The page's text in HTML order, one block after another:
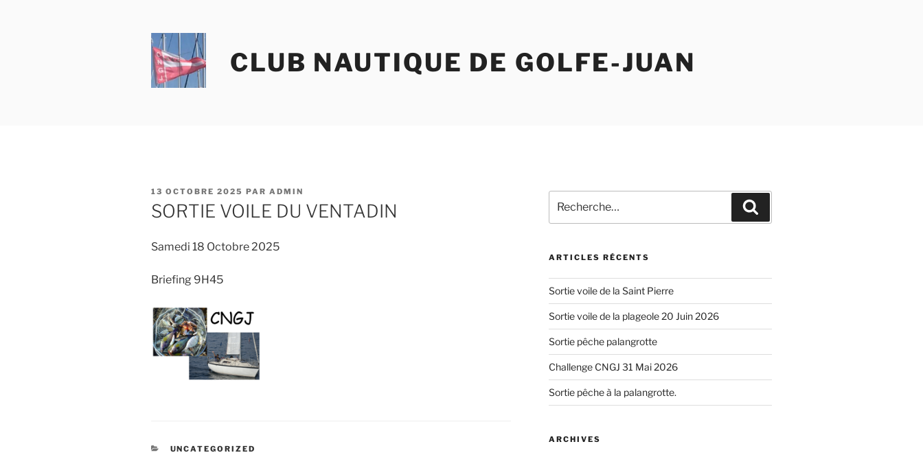
CLUB NAUTIQUE DE GOLFE-JUAN
PUBLIÉ
LE
13 OCTOBRE 2025 PAR ADMIN
SORTIE VOILE DU VENTADIN
Samedi 18 Octobre 2025
Briefing 9H45
CATÉGORIES
UNCATEGORIZED
pour
:
ARTICLES RÉCENTS
Sortie voile de la Saint Pierre
Sortie voile de la plageole 20 Juin 2026
Sortie pêche palangrotte
Challenge CNGJ 31 Mai 2026
Sortie pêche à la palangrotte.
ARCHIVES